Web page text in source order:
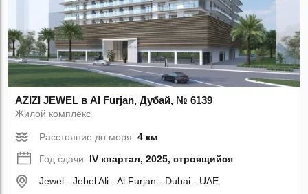
AZIZI JEWEL в Al Furjan, Дубай, № 6139
Жилой комплекс
Расстояние до моря:4 км
Год сдачи: IV квартал, 2025, строящийся
Jewel - Jebel Ali - Al Furjan - Dubai - UAE